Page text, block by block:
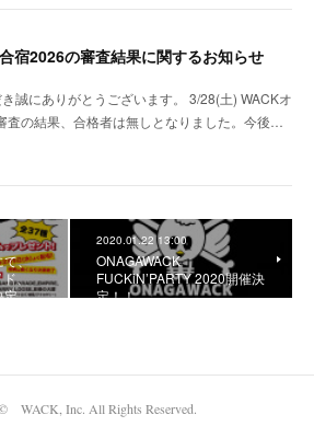
宿2026の審査結果に関するお知らせ
誠にありがとうございます。 3/28(土) WACKオ
査の結果、合格者は無しとなりました。今後…
て、
ド、
定…
2020.01.22 13:00
ONAGAWACK
FUCKiN’PARTY 2020開催決
定！！
WACK, Inc. All Rights Reserved.